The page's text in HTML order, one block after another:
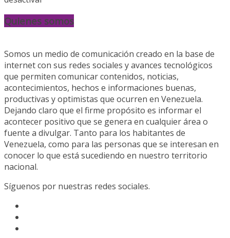
Quienes somos
Somos un medio de comunicación creado en la base de
internet con sus redes sociales y avances tecnológicos
que permiten comunicar contenidos, noticias,
acontecimientos, hechos e informaciones buenas,
productivas y optimistas que ocurren en Venezuela.
Dejando claro que el firme propósito es informar el
acontecer positivo que se genera en cualquier área o
fuente a divulgar. Tanto para los habitantes de
Venezuela, como para las personas que se interesan en
conocer lo que está sucediendo en nuestro territorio
nacional.
Síguenos por nuestras redes sociales.